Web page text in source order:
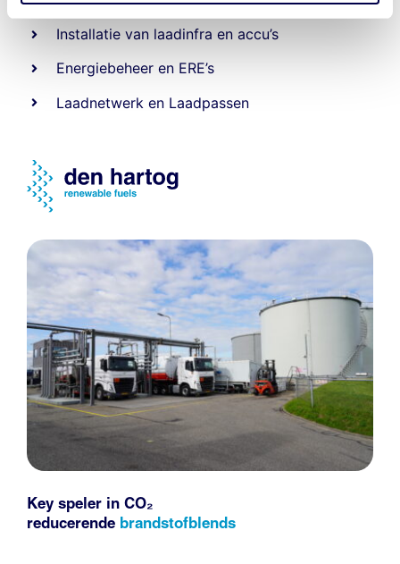
Installatie van laadinfra en accu’s
Energiebeheer en ERE’s
Laadnetwerk en Laadpassen
Key speler in CO₂
reducerende brandstofblends